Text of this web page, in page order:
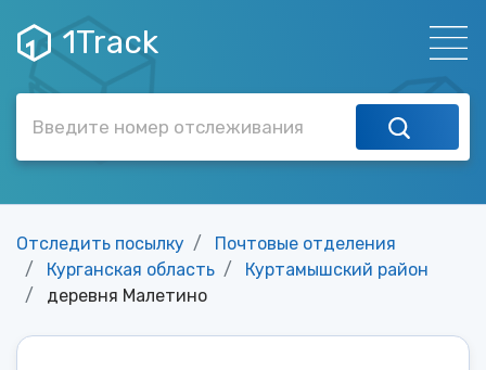
1Track
Отследить посылку
Почтовые отделения
Курганская область
Куртамышский район
деревня Малетино